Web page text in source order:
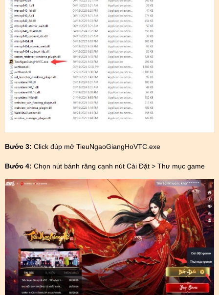
Bước 3: Click đúp mở TieuNgaoGiangHoVTC.exe
Bước 4: Chọn nút bánh răng cạnh nút Cài Đặt > Thư mục game